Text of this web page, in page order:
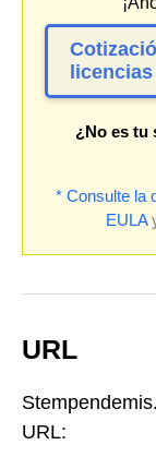
¿No es tu
* Consulte la
EULA
URL
URL: